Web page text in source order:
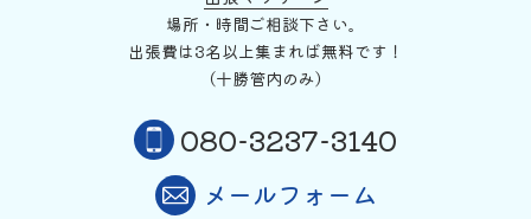
場所・時間ご相談下さい。
出張費は3名以上集まれば無料です！
（十勝管内のみ）
080-3237-3140
メールフォーム